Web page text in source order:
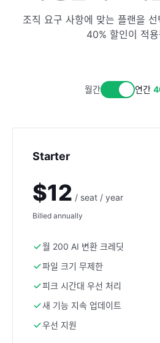
조직 요구 사항에 맞는 플랜을 선
40% 할인이 적
월간 연간
Starter
$12 / seat / year
Billed annually
월 200 AI 변환 크레딧
파일 크기 무제한
피크 시간대 우선 처리
새 기능 지속 업데이트
우선 지원